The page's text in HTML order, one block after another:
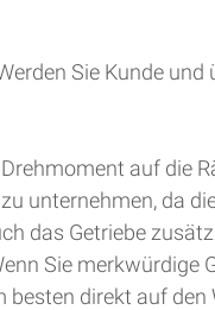
Sie Kunde
auf die
unternehmen, da
das Getriebe
Sie merkwürdige
direkt auf